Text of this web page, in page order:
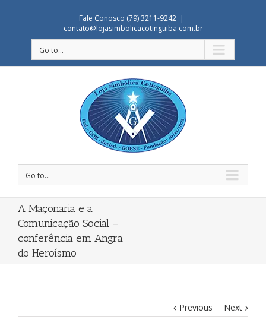
Fale Conosco (79) 3211-9242 |
contato@lojasimbolicacotinguiba.com.br
Go to...
Go to...
A Maçonaria e a
Comunicação Social –
conferência em Angra
do Heroísmo
Previous Next